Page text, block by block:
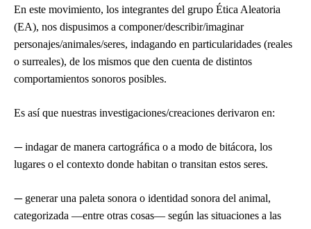
En este movimiento, los integrantes del grupo Ética Aleatoria
(EA), nos dispusimos a componer/describir/imaginar
personajes/animales/seres, indagando en particularidades (reales
o surreales), de los mismos que den cuenta de distintos
comportamientos sonoros posibles.
Es así que nuestras investigaciones/creaciones derivaron en:
—indagar de manera cartográﬁca o a modo de bitácora, los
lugares o el contexto donde habitan o transitan estos seres.
— generar una paleta sonora o identidad sonora del animal,
categorizada —entre otras cosas— según las situaciones a las